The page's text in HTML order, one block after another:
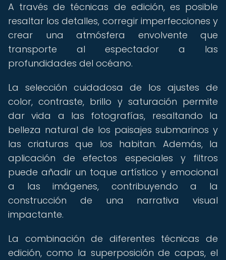
A través de técnicas de edición, es posible
resaltar los detalles, corregir imperfecciones y
crear una atmósfera envolvente que
transporte al espectador a las
profundidades del océano.
La selección cuidadosa de los ajustes de
color, contraste, brillo y saturación permite
dar vida a las fotografías, resaltando la
belleza natural de los paisajes submarinos y
las criaturas que los habitan. Además, la
aplicación de efectos especiales y filtros
puede añadir un toque artístico y emocional
a las imágenes, contribuyendo a la
construcción de una narrativa visual
impactante.
La combinación de diferentes técnicas de
edición, como la superposición de capas, el